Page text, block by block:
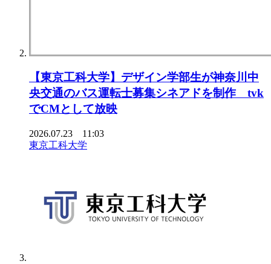
【東京⼯科⼤学】デザイン学部⽣が神奈川中
央交通のバス運転⼠募集シネアドを制作 tvk
でCMとして放映
2026.07.23 11:03
東京工科大学